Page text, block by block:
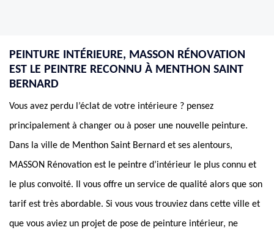
PEINTURE INTÉRIEURE, MASSON RÉNOVATION
EST LE PEINTRE RECONNU À MENTHON SAINT
BERNARD
Vous avez perdu l’éclat de votre intérieure ? pensez
principalement à changer ou à poser une nouvelle peinture.
Dans la ville de Menthon Saint Bernard et ses alentours,
MASSON Rénovation est le peintre d’intérieur le plus connu et
le plus convoité. Il vous offre un service de qualité alors que son
tarif est très abordable. Si vous vous trouviez dans cette ville et
que vous aviez un projet de pose de peinture intérieur, ne